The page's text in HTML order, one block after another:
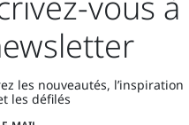
Localisateur de boutique
Nous contacter
Du lundi au vendredi, de 9 h à 18 h
CET
les nouveautés, l’inspiration
les défilés